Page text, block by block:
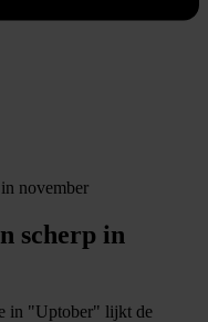
november
scherp in
in "Uptober" lijkt de